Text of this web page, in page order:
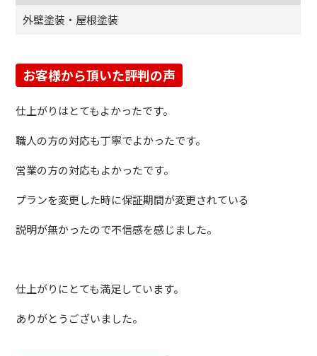
外壁塗装・屋根塗装
お客様から頂いた評判の声
仕上がりはとてもよかったです。
職人の方の対応も丁寧でよかったです。
営業の方の対応もよかったです。
プランを変更した時に保証期間が変更されている
説明が無かったので不信感を感じました。
仕上がりにとても満足しています。
ありがとうございました。